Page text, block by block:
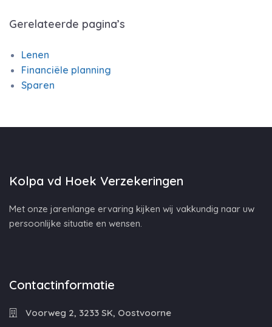
Gerelateerde pagina’s
Lenen
Financiële planning
Sparen
Kolpa vd Hoek Verzekeringen
Met onze jarenlange ervaring kijken wij vakkundig naar uw
persoonlijke situatie en wensen.
Contactinformatie
Voorweg 2, 3233 SK, Oostvoorne